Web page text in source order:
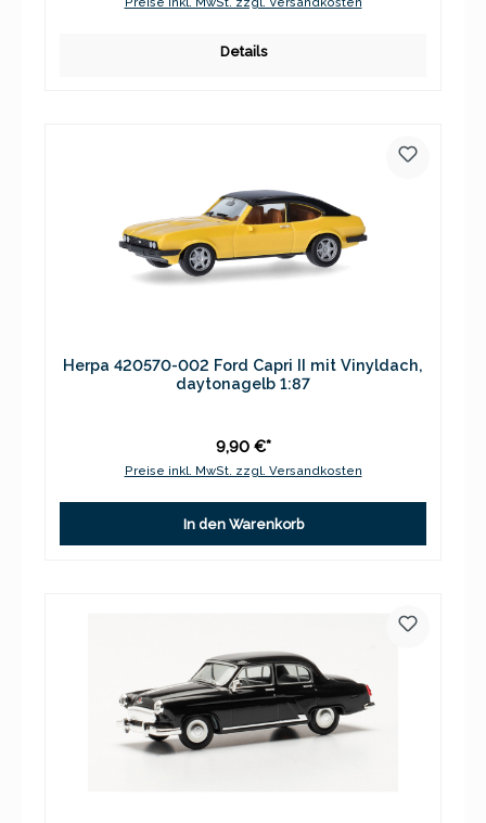
Details
Herpa 420570-002 Ford Capri II mit Vinyldach,
daytonagelb 1:87
9,90 €*
Preise inkl. MwSt. zzgl. Versandkosten
In den Warenkorb